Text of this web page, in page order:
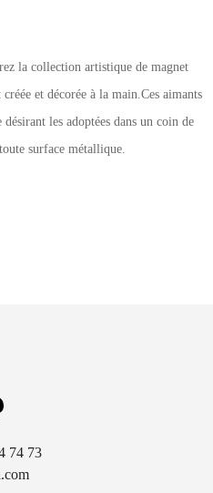
la collection artistique de magnet
et décorée à la main.Ces aimants
désirant les adoptées dans un coin de
surface métallique.
74 73